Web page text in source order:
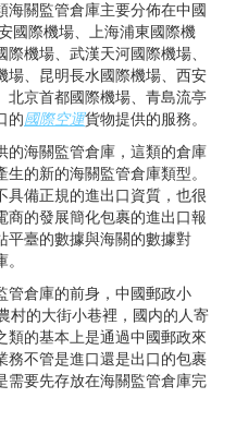
海關監管倉庫主要分佈在中國
國際機場、上海浦東國際機
機場、武漢天河國際機場、
場、昆明長水國際機場、西安
北京首都國際機場、青島流亭
的國際空運貨物提供的服務。
的海關監管倉庫，這類的倉庫
的新的海關監管倉庫類型。
具備正規的進出口資質，也很
的發展簡化包裹的進出口報
平臺的數據與海關的數據對
管倉庫的前身，中國郵政小
村的大街小巷裡，國内的人寄
類的基本上是通過中國郵政來
務不管是進口還是出口的包裹
需要先存放在海關監管倉庫完